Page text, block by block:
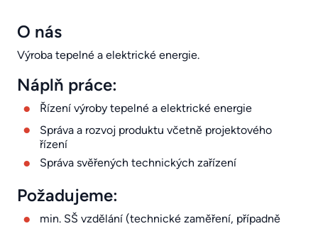
O nás
Výroba tepelné a elektrické energie.
Náplň práce:
Řízení výroby tepelné a elektrické energie
Správa a rozvoj produktu včetně projektového
řízení
Správa svěřených technických zařízení
Požadujeme:
min. SŠ vzdělání (technické zaměření, případně